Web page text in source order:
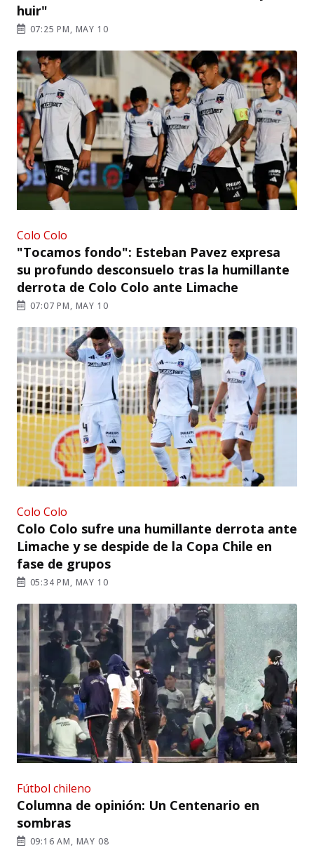
huir"
07:25 PM, MAY 10
Colo Colo
"Tocamos fondo": Esteban Pavez expresa
su profundo desconsuelo tras la humillante
derrota de Colo Colo ante Limache
07:07 PM, MAY 10
Colo Colo
Colo Colo sufre una humillante derrota ante
Limache y se despide de la Copa Chile en
fase de grupos
05:34 PM, MAY 10
Fútbol chileno
Columna de opinión: Un Centenario en
sombras
09:16 AM, MAY 08